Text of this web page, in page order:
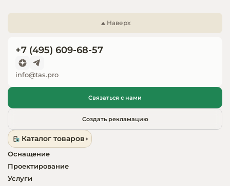
Запчасти для
Наверх
+7 (495) 609-68-57
info@tas.pro
Связаться с нами
Создать рекламацию
Каталог товаров
Оснащение
Проектирование
Услуги